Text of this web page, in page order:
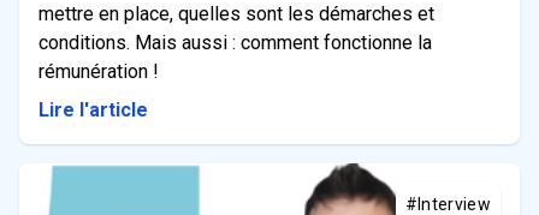
mettre en place, quelles sont les démarches et
conditions. Mais aussi : comment fonctionne la
rémunération !
Lire l'article
#Interview